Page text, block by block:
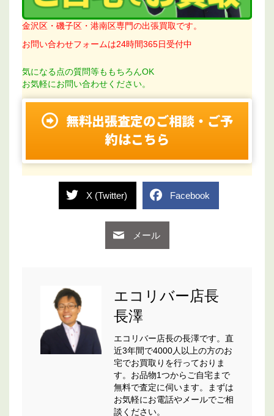
金沢区・磯子区・港南区専門の出張買取です。
お問い合わせフォームは24時間365日受付中
気になる点の質問等ももちろんOK
お気軽にお問い合わせください。
無料出張査定のご相談・ご予
約はこちら
X (Twitter) Facebook
メール
エコリバー店長
長澤
エコリバー店長の長澤です。直
近3年間で4000人以上の方のお
宅でお買取りを行っておりま
す。お品物1つからご自宅まで
無料で査定に伺います。まずは
お気軽にお電話やメールでご相
談ください。